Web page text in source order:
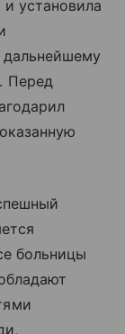
установила
дальнейшему
Перед
больницы